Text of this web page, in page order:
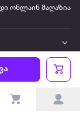
ონლაინ მაღაზია